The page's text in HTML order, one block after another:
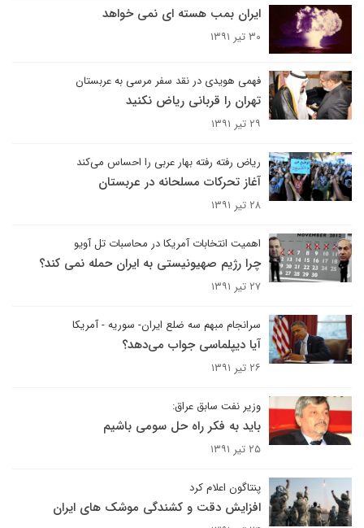
ایران بمب هسته ای نمی خواهد
۳۰ تیر ۱۳۹۱
فهمی هویدی در نقد سفر مرسی به عربستان
تهران را قربانی ریاض نکنید
۲۹ تیر ۱۳۹۱
ریاض رفته رفته بهار عربی را احساس می‌کند
آغاز تحرکات مسلحانه در عربستان
۲۸ تیر ۱۳۹۱
اهمیت انتخابات آمریکا در محاسبات تل آویو
چرا رژیم صهیونیستی به ایران حمله نمی کند؟
۲۷ تیر ۱۳۹۱
سرانجام مبهم سه ضلع ایران- سوریه - آمریکا
آیا دیپلماسی جواب می‌دهد؟
۲۶ تیر ۱۳۹۱
وزیر نفت سابق عراق:
باید به فکر راه حل سومی باشیم
۲۵ تیر ۱۳۹۱
پنتاگون اعلام کرد
افزایش دقت و کشندگی موشک های ایران